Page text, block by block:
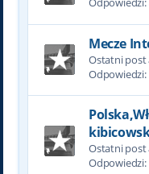
Mecze
Ostatni post
Odpowiedzi:
Ostatni post
Odpowiedzi: